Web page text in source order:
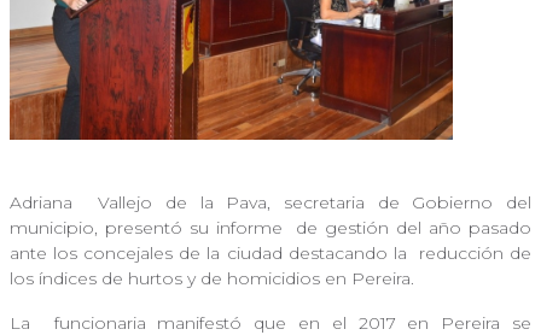
Adriana
Vallejo de la Pava, secretaria de Gobierno del
municipio, presentó su informe
de gestión del año pasado
ante los concejales de la ciudad destacando la
reducción de
los índices de hurtos y de homicidios en Pereira.
La
funcionaria manifestó que en el 2017 en Pereira se